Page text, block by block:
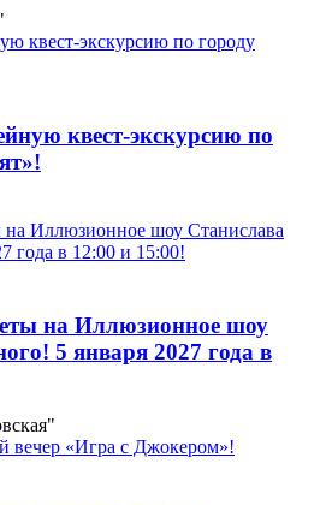
квест-экскурсию по
на Иллюзионное шоу
5 января 2027 года в